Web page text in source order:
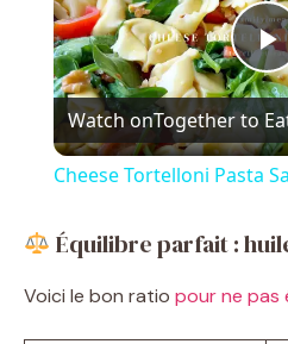
P
l
y
Watch onTogether to
Cheese Tortelloni Pasta
Équilibre parfait :
Voici le bon ratio pour ne pas